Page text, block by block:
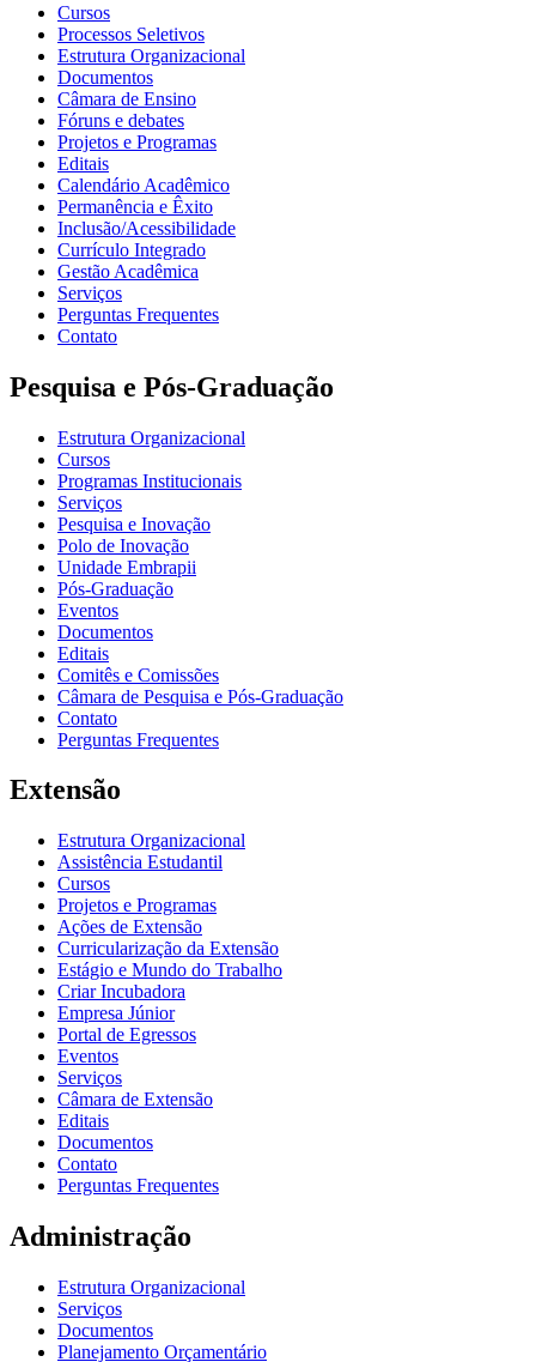
Cursos
Processos Seletivos
Estrutura Organizacional
Documentos
Câmara de Ensino
Fóruns e debates
Projetos e Programas
Editais
Calendário Acadêmico
Permanência e Êxito
Inclusão/Acessibilidade
Currículo Integrado
Gestão Acadêmica
Serviços
Perguntas Frequentes
Contato
Pesquisa e Pós-Graduação
Estrutura Organizacional
Cursos
Programas Institucionais
Serviços
Pesquisa e Inovação
Polo de Inovação
Unidade Embrapii
Pós-Graduação
Eventos
Documentos
Editais
Comitês e Comissões
Câmara de Pesquisa e Pós-Graduação
Contato
Perguntas Frequentes
Extensão
Estrutura Organizacional
Assistência Estudantil
Cursos
Projetos e Programas
Ações de Extensão
Curricularização da Extensão
Estágio e Mundo do Trabalho
Criar Incubadora
Empresa Júnior
Portal de Egressos
Eventos
Serviços
Câmara de Extensão
Editais
Documentos
Contato
Perguntas Frequentes
Administração
Estrutura Organizacional
Serviços
Documentos
Planejamento Orçamentário